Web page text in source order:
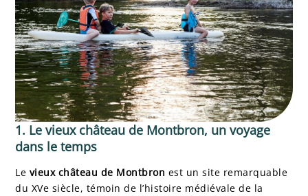
1. Le vieux château de Montbron, un voyage
dans le temps
Le vieux château de Montbron est un site remarquable
du XVe siècle, témoin de l’histoire médiévale de la